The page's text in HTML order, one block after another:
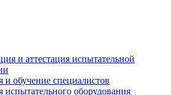
и аттестация испытательной
и обучение специалистов
испытательного оборудования